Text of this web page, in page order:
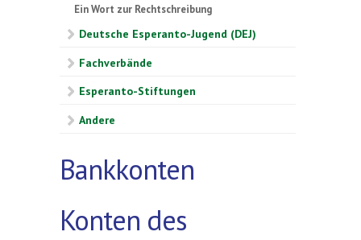
Ein Wort zur Rechtschreibung
Deutsche Esperanto-Jugend (DEJ)
Fachverbände
Esperanto-Stiftungen
Andere
Bankkonten
Konten des